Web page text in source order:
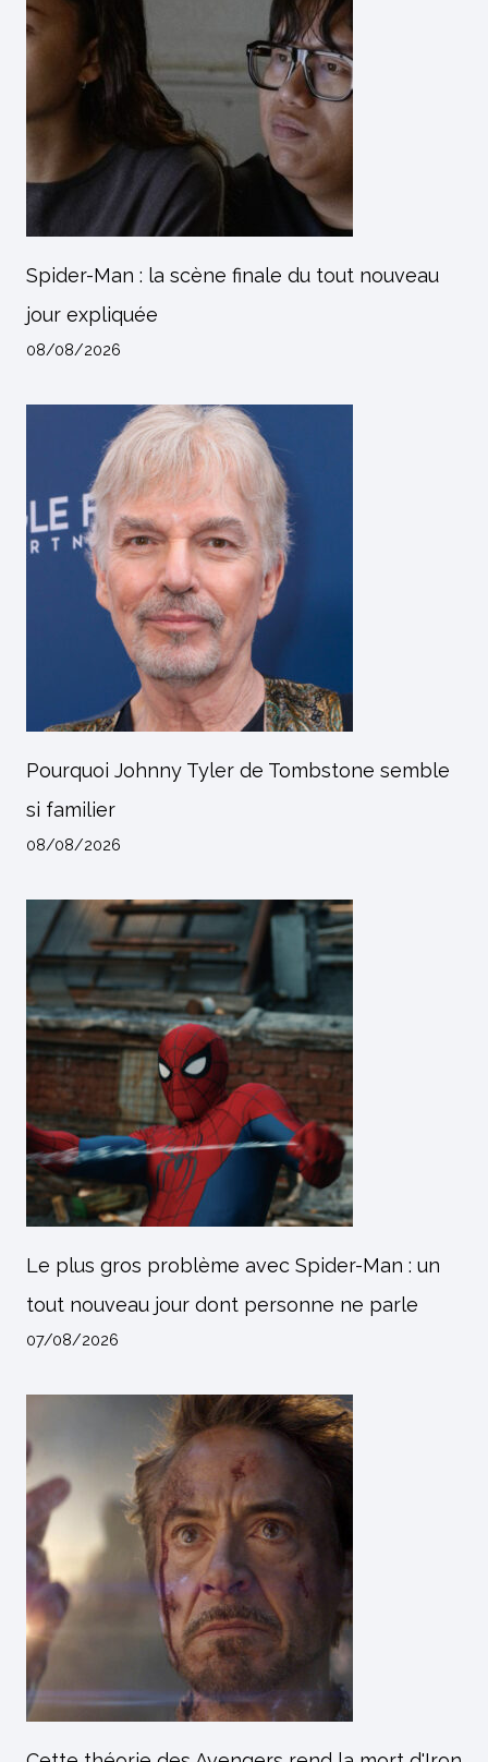
Spider-Man : la scène finale du tout nouveau
jour expliquée
08/08/2026
Pourquoi Johnny Tyler de Tombstone semble
si familier
08/08/2026
Le plus gros problème avec Spider-Man : un
tout nouveau jour dont personne ne parle
07/08/2026